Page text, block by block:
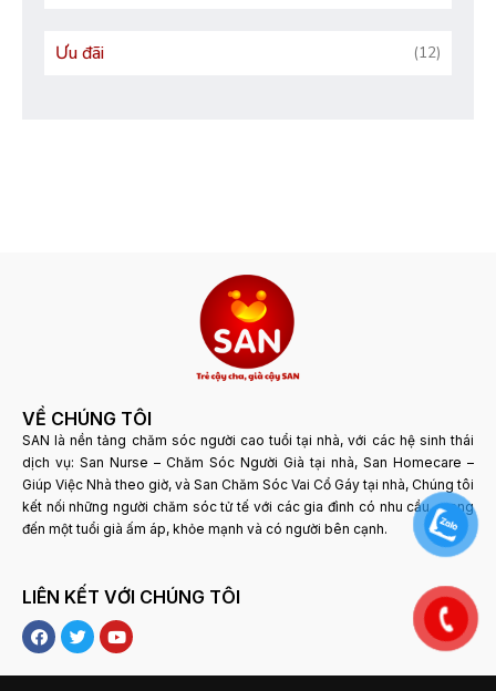
Ưu đãi (12)
VỀ CHÚNG TÔI
SAN là nền tảng chăm sóc người cao tuổi tại nhà, với các hệ sinh thái
dịch vụ: San Nurse – Chăm Sóc Người Già tại nhà, San Homecare –
Giúp Việc Nhà theo giờ, và San Chăm Sóc Vai Cổ Gáy tại nhà, Chúng tôi
kết nối những người chăm sóc tử tế với các gia đình có nhu cầu, mang
đến một tuổi già ấm áp, khỏe mạnh và có người bên cạnh.
LIÊN KẾT VỚI CHÚNG TÔI
F
a
c
e
T
w
i
t
Y
o
u
t